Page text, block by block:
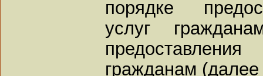
порядке
услуг
гражданам